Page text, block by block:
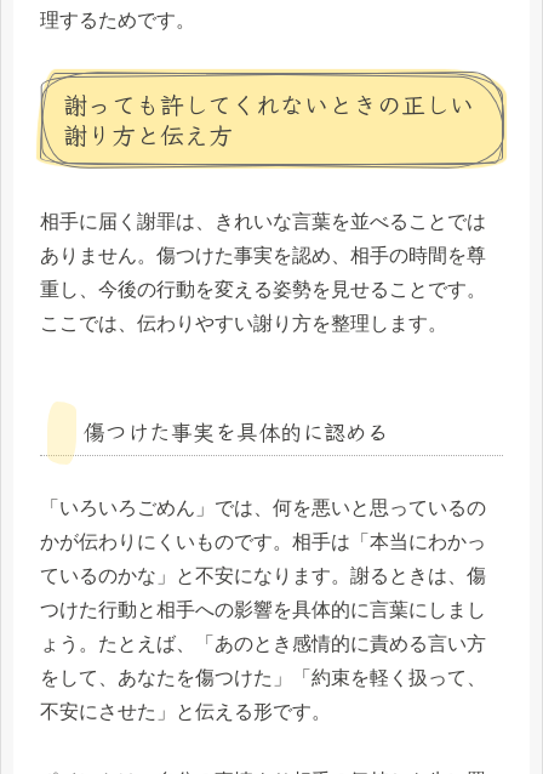
理するためです。
謝っても許してくれないときの正しい
謝り方と伝え方
相手に届く謝罪は、きれいな言葉を並べることでは
ありません。傷つけた事実を認め、相手の時間を尊
重し、今後の行動を変える姿勢を見せることです。
ここでは、伝わりやすい謝り方を整理します。
傷つけた事実を具体的に認める
「いろいろごめん」では、何を悪いと思っているの
かが伝わりにくいものです。相手は「本当にわかっ
ているのかな」と不安になります。謝るときは、傷
つけた行動と相手への影響を具体的に言葉にしまし
ょう。たとえば、「あのとき感情的に責める言い方
をして、あなたを傷つけた」「約束を軽く扱って、
不安にさせた」と伝える形です。